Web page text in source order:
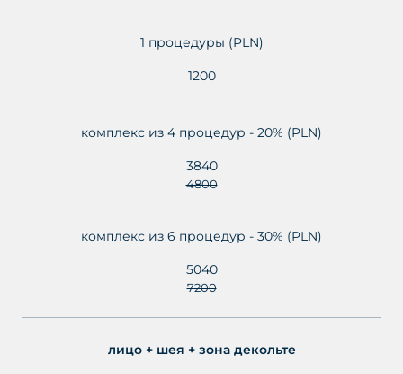
1 процедуры (PLN)
1200
комплекс из 4 процедур - 20% (PLN)
3840
4800
комплекс из 6 процедур - 30% (PLN)
5040
7200
лицо + шея + зона декольте